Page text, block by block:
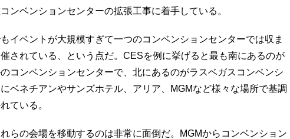
ンベンションセンターの拡張工事に着手している。
イベントが大規模すぎて一つのコンベンションセンターでは収ま
されている、という点だ。CESを例に挙げると最も南にあるのが
コンベンションセンターで、北にあるのがラスベガスコンベンシ
ベネチアンやサンズホテル、アリア、MGMなど様々な場所で基調
ている。
らの会場を移動するのは非常に面倒だ。MGMからコンベンション